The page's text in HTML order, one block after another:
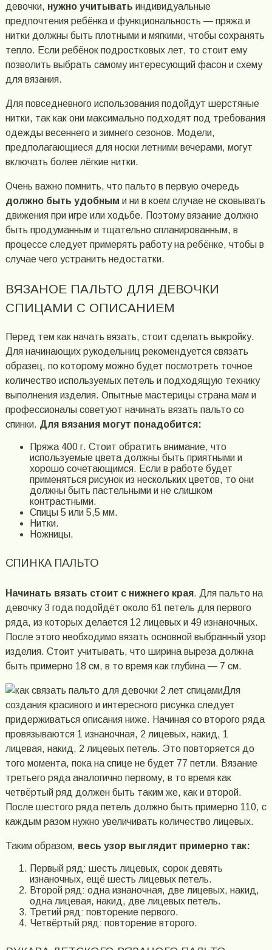
девочки, нужно учитывать индивидуальные
предпочтения ребёнка и функциональность — пряжа и
нитки должны быть плотными и мягкими, чтобы сохранять
тепло. Если ребёнок подростковых лет, то стоит ему
позволить выбрать самому интересующий фасон и схему
для вязания.
Для повседневного использования подойдут шерстяные
нитки, так как они максимально подходят под требования
одежды весеннего и зимнего сезонов. Модели,
предполагающиеся для носки летними вечерами, могут
включать более лёгкие нитки.
Очень важно помнить, что пальто в первую очередь
должно быть удобным и ни в коем случае не сковывать
движения при игре или ходьбе. Поэтому вязание должно
быть продуманным и тщательно спланированным, в
процессе следует примерять работу на ребёнке, чтобы в
случае чего устранить недостатки.
ВЯЗАНОЕ ПАЛЬТО ДЛЯ ДЕВОЧКИ
СПИЦАМИ С ОПИСАНИЕМ
Перед тем как начать вязать, стоит сделать выкройку.
Для начинающих рукодельниц рекомендуется связать
образец, по которому можно будет посмотреть точное
количество используемых петель и подходящую технику
выполнения изделия. Опытные мастерицы страна мам и
профессионалы советуют начинать вязать пальто со
спинки. Для вязания могут понадобится:
Пряжа 400 г. Стоит обратить внимание, что
используемые цвета должны быть приятными и
хорошо сочетающимся. Если в работе будет
применяться рисунок из нескольких цветов, то они
должны быть пастельными и не слишком
контрастными.
Спицы 5 или 5,5 мм.
Нитки.
Ножницы.
СПИНКА ПАЛЬТО
Начинать вязать стоит с нижнего края. Для пальто на
девочку 3 года подойдёт около 61 петель для первого
ряда, из которых делается 12 лицевых и 49 изнаночных.
После этого необходимо вязать основной выбранный узор
изделия. Стоит учитывать, что ширина выреза должна
быть примерно 18 см, в то время как глубина — 7 см.
Для
создания красивого и интересного рисунка следует
придерживаться описания ниже. Начиная со второго ряда
провязываются 1 изнаночная, 2 лицевых, накид, 1
лицевая, накид, 2 лицевых петель. Это повторяется до
того момента, пока на спице не будет 77 петли. Вязание
третьего ряда аналогично первому, в то время как
четвёртый ряд должен быть таким же, как и второй.
После шестого ряда петель должно быть примерно 110, с
каждым разом нужно увеличивать количество лицевых.
Таким образом, весь узор выглядит примерно так:
Первый ряд: шесть лицевых, сорок девять
изнаночных, ещё шесть лицевых петель.
Второй ряд: одна изнаночная, две лицевых, накид,
одна лицевая, накид, две лицевых петель.
Третий ряд: повторение первого.
Четвёртый ряд: повторение второго.